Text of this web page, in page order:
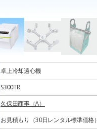
卓上冷却遠心機
S300TR
久保田商事（A）
お見積もり（30日レンタル標準価格）